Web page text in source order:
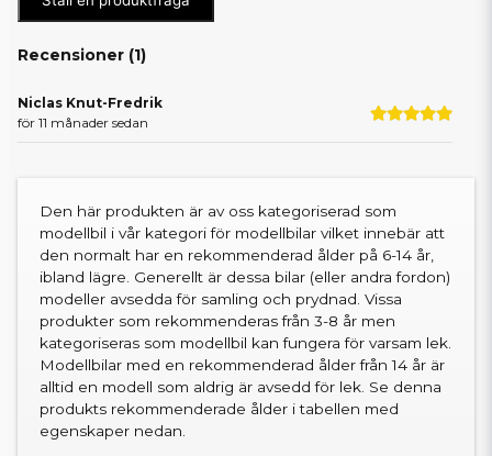
Recensioner (1)
Niclas Knut-Fredrik
för 11 månader sedan
Den här produkten är av oss kategoriserad som
modellbil i vår kategori för modellbilar vilket innebär att
den normalt har en rekommenderad ålder på 6-14 år,
ibland lägre. Generellt är dessa bilar (eller andra fordon)
modeller avsedda för samling och prydnad. Vissa
produkter som rekommenderas från 3-8 år men
kategoriseras som modellbil kan fungera för varsam lek.
Modellbilar med en rekommenderad ålder från 14 år är
alltid en modell som aldrig är avsedd för lek. Se denna
produkts rekommenderade ålder i tabellen med
egenskaper nedan.